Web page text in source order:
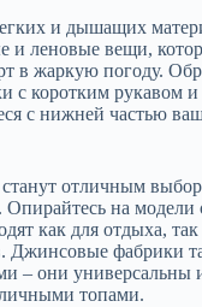
и дышащих
и леновые вещи,
в жаркую погоду.
с коротким рукавом
с нижней частью
отличным
Опирайтесь на модели
как для отдыха,
Джинсовые фабрики
– они универсальны
топами.